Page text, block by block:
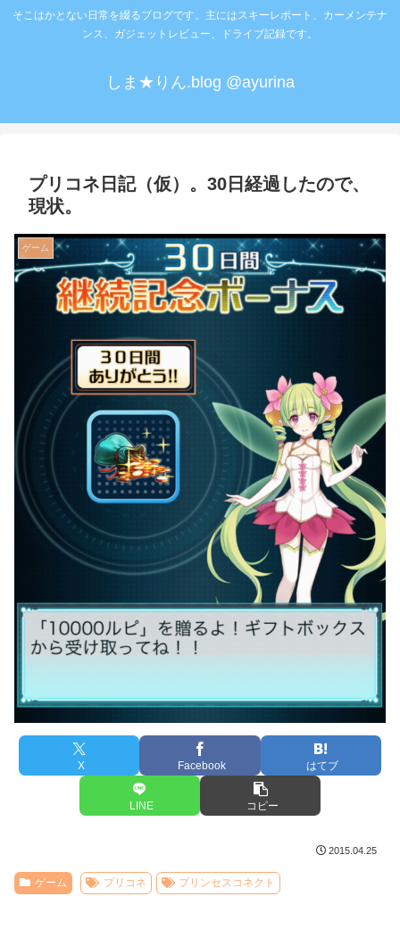
そこはかとない日常を綴るブログです。主にはスキーレポート、カーメンテナ
ンス、ガジェットレビュー、ドライブ記録です。
しま★りん.blog @ayurina
プリコネ日記（仮）。30日経過したので、
現状。
ゲーム
X Facebook はてブ
LINE コピー
2015.04.25
ゲーム プリコネ プリンセスコネクト